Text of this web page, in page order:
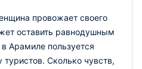
провожает своего
оставить равнодушным
Арамиле пользуется
Сколько чувств,